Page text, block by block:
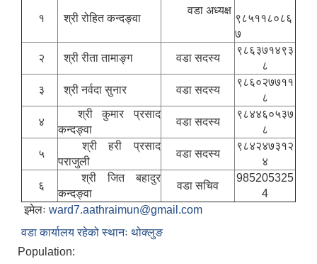
१ श्री रोहित कन्दङ्वा
वडा अध्यक्ष
९८५११८०८६
७
२
श्री रीता तामाङ्ग वडा सदस्य
९८६३७१४९३
८
३
श्री नर्वदा सुनार वडा सदस्य
९८६०२७७११
८
४
श्री कुमार प्रसाद
कन्दङ्वा
वडा सदस्य
९८४४६०५३७
८
५
श्री हरी प्रसाद
पराजुली
वडा सदस्य
९८४२४७३१२
४
६
श्री जित बहादुर
कन्दङ्वा
वडा सचिव
985205325
4
इमेलः ward7.aathraimun@gmail.com
वडा कार्यालय रहेको स्थानः थोक्लुङ
Population: